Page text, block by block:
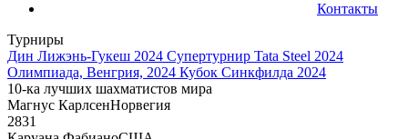
Контакты
Турниры
Дин Лижэнь-Гукеш 2024 Супертурнир Tata Steel 2024
Олимпиада, Венгрия, 2024 Кубок Синкфилда 2024
10-ка лучших шахматистов мира
Магнус КарлсенНорвегия
2831